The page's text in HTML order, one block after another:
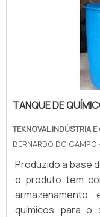
modelos e
sua necessidade.
uma formulação
adequados, pode
TANQUE DE
TEKNOVAL INDÚSTRIA
BERNARDO DO CAMPO
Produzido a base
o produto tem
químicos para o